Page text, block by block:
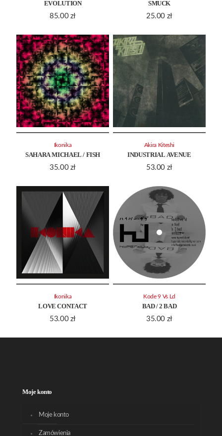
EVOLUTION
85.00 zł
SMUCK
25.00 zł
SAHARA MICHAEL / FISH
35.00 zł
Ikonika
INDUSTRIAL AVENUE
53.00 zł
Akira Kiteshi
LOVE CONTACT
53.00 zł
Ikonika
BAD / 2 BAD
35.00 zł
Kode 9 Vs Ld
Moje konto
Moje konto
Zamówienia